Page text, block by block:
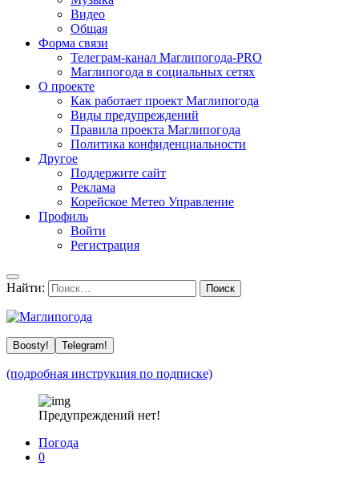
Видео
Общая
Форма связи
Телеграм-канал Маглипогода-PRO
Маглипогода в социальных сетях
О проекте
Как работает проект Маглипогода
Виды предупреждений
Правила проекта Маглипогода
Политика конфиденциальности
Другое
Поддержите сайт
Реклама
Корейское Метео Управление
Профиль
Войти
Регистрация
Найти:
Boosty! Telegram!
(подробная инструкция по подписке)
Предупреждений нет!
Погода
0